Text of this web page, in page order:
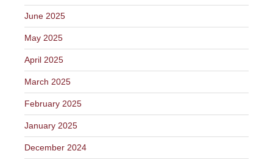
June 2025
May 2025
April 2025
March 2025
February 2025
January 2025
December 2024